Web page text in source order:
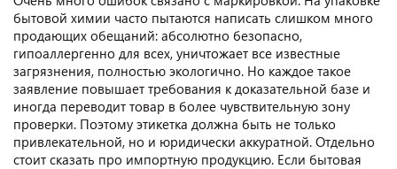
бытовой химии часто пытаются написать слишком много
продающих обещаний: абсолютно безопасно,
гипоаллергенно для всех, уничтожает все известные
загрязнения, полностью экологично. Но каждое такое
заявление повышает требования к доказательной базе и
иногда переводит товар в более чувствительную зону
проверки. Поэтому этикетка должна быть не только
привлекательной, но и юридически аккуратной. Отдельно
стоит сказать про импортную продукцию. Если бытовая